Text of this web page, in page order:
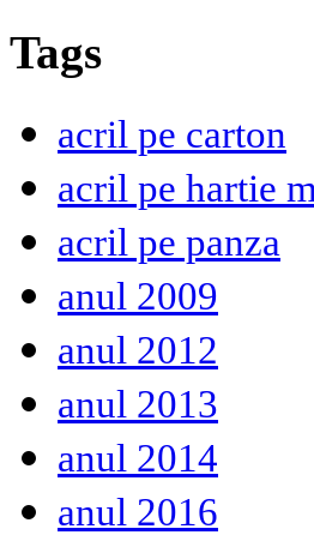
Tags
acril pe carton
acril pe hartie
acril pe panza
anul 2009
anul 2012
anul 2013
anul 2014
anul 2016